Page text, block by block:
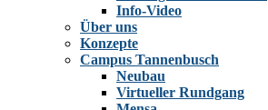
Info-Video
Über uns
Konzepte
Campus Tannenbusch
Neubau
Virtueller Rundgang